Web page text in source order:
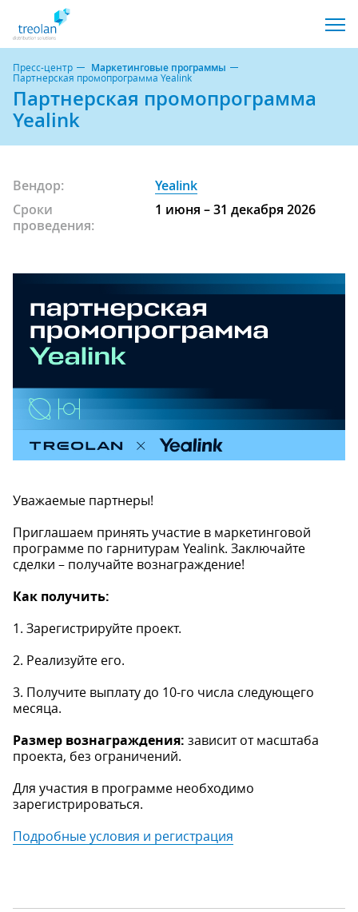
Пресс-центр Маркетинговые программы
Партнерская промопрограмма Yealink
Партнерская промопрограмма
Yealink
Вендор:
Yealink
Сроки
проведения:
1 июня – 31 декабря 2026
Уважаемые партнеры!
Приглашаем принять участие в маркетинговой
программе по гарнитурам Yealink. Заключайте
сделки – получайте вознаграждение!
Как получить:
1. Зарегистрируйте проект.
2. Реализуйте его.
3. Получите выплату до 10-го числа следующего
месяца.
Размер вознаграждения: зависит от масштаба
проекта, без ограничений.
Для участия в программе необходимо
зарегистрироваться.
Подробные условия и регистрация